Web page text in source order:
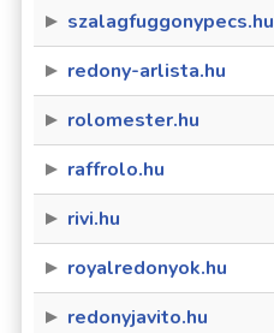
szalagfuggonypecs.hu
redony-arlista.hu
rolomester.hu
raffrolo.hu
rivi.hu
royalredonyok.hu
redonyjavito.hu